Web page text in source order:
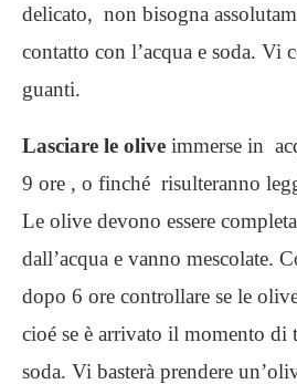
delicato, non bisogna
contatto con l’acqua e soda. Vi
guanti.
Lasciare le olive immerse in
9 ore , o finché risulteranno
Le olive devono essere
dall’acqua e vanno mescolate.
dopo 6 ore controllare se le
cioé se è arrivato il momento di
soda. Vi basterà prendere